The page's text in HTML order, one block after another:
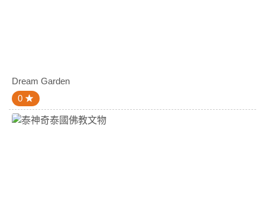
Dream Garden
0